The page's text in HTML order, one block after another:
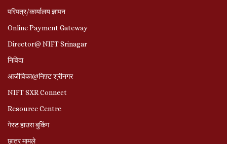
परिपत्र/कार्यालय ज्ञापन
Online Payment Gateway
Director@ NIFT Srinagar
निविदा
आजीविका@निफ़्ट श्रीनगर
NIFT SXR Connect
Resource Centre
गेस्ट हाउस बुकिंग
छात्र मामले